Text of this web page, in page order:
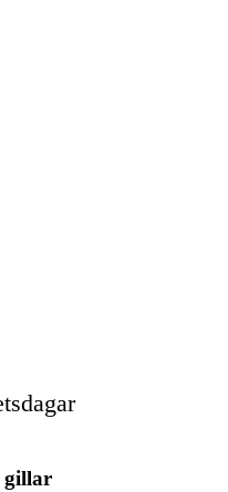
gillar